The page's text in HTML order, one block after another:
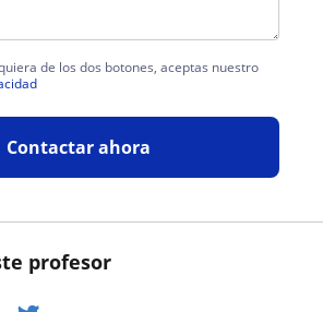
profesor
de los dos botones, aceptas nuestro
Contactar ahora